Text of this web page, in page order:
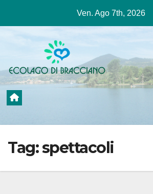
contenuto
Ven. Ago 7th, 2026
Tag:spettacoli